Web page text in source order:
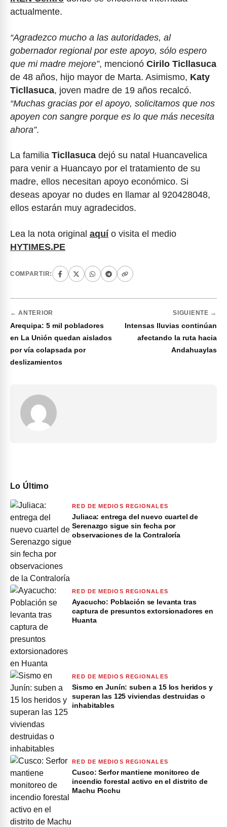
actualmente.
“Agradezco mucho a las autoridades, al
gobernador regional por este apoyo, sólo espero
que mi madre mejore”, mencionó Cirilo Ticllasuca
de 48 años, hijo mayor de Marta. Asimismo, Katy
Ticllasuca, joven madre de 19 años recalcó.
“Muchas gracias por el apoyo, solicitamos que nos
apoyen con sangre porque es lo que más necesita
ahora”.
La familia Ticllasuca dejó su natal Huancavelica
para venir a Huancayo por el tratamiento de su
madre, ellos necesitan apoyo económico. Si
deseas apoyar no dudes en llamar al 920428048,
ellos estarán muy agradecidos.
Lea la nota original aquío visita el medio
HYTIMES.PE
COMPARTIR:
← ANTERIOR
Arequipa: 5 mil pobladores
en La Unión quedan aislados
por vía colapsada por
deslizamientos
SIGUIENTE →
Intensas lluvias continúan
afectando la ruta hacia
Andahuaylas
Lo Último
RED DE MEDIOS REGIONALES
Juliaca: entrega del nuevo cuartel de
Serenazgo sigue sin fecha por
observaciones de la Contraloría
RED DE MEDIOS REGIONALES
Ayacucho: Población se levanta tras
captura de presuntos extorsionadores en
Huanta
RED DE MEDIOS REGIONALES
Sismo en Junín: suben a 15 los heridos y
superan las 125 viviendas destruidas o
inhabitables
RED DE MEDIOS REGIONALES
Cusco: Serfor mantiene monitoreo de
incendio forestal activo en el distrito de
Machu Picchu